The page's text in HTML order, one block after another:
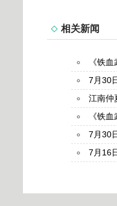
相关新闻
《铁
7月30
江南仲
《铁
7月30
7月16